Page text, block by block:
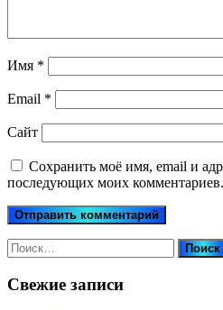
Имя *
Email *
Сайт
Сохранить моё имя, email и
последующих моих комментариев.
Найти:
Свежие записи